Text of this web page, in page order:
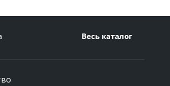
Весь каталог